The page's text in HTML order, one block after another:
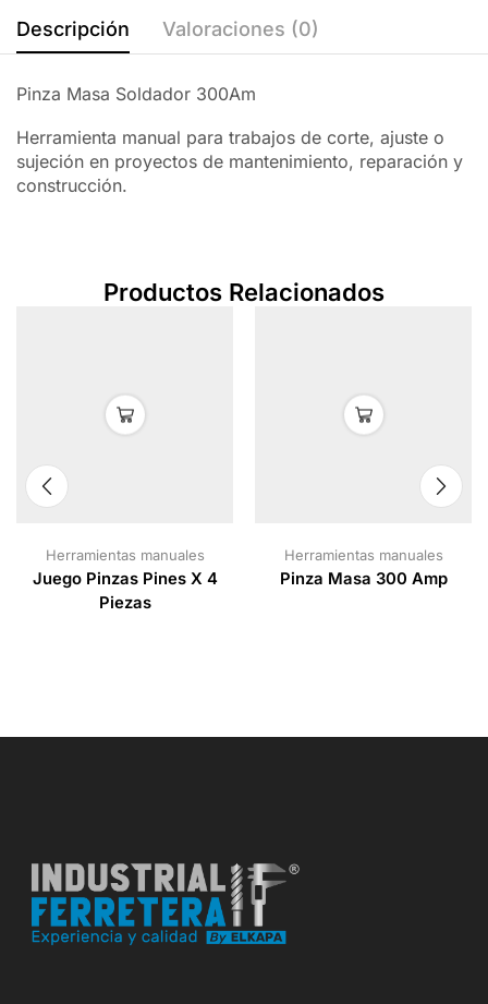
Descripción Valoraciones (0)
Pinza Masa Soldador 300Am
Herramienta manual para trabajos de corte, ajuste o
sujeción en proyectos de mantenimiento, reparación y
construcción.
Productos Relacionados
Herramientas manuales
Juego Pinzas Pines X 4
Piezas
Herramientas manuales
Pinza Masa 300 Amp